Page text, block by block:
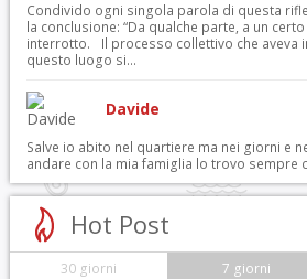
Condivido ogni singola parola di questa
la conclusione: “Da qualche parte, a un
interrotto. Il processo collettivo che aveva
questo luogo si...
Davide
Salve io abito nel quartiere ma nei giorni e
andare con la mia famiglia lo trovo sempre
Hot Post
30 giorni 7 giorni